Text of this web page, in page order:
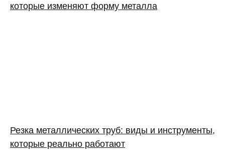
которые изменяют форму металла
Резка металлических труб: виды и инструменты,
которые реально работают